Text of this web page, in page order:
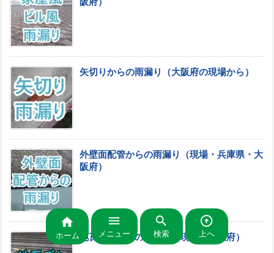
矢切りからの雨漏り（大阪府の現場から）
外壁面配管からの雨漏り（現場・兵庫県・大
阪府）
地瓦ズレからの雨漏り（現場・大阪府）

ホーム

メニュー

検索

上へ